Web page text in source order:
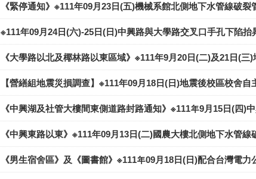
《緊停通知》※111年09月23日(五)機械系館北側地下水管線破
※111年09月24日(六)-25日(日)中興路與大學路交叉口手孔下陷抬
《大學路以北及椰林路以東區域》※111年9月20日(二)及21日(
【營繕組地震災損調查】※111年09月18日(日)地震後校區校舍自
《中興湖及社管大樓間東側道路封路通知》※111年9月15日(四)
《中興東路以東》※111年09月13日(二)國農大樓北側地下水管
《男生宿舍區》及《圖書館》※111年09月18日(日)配合台灣電